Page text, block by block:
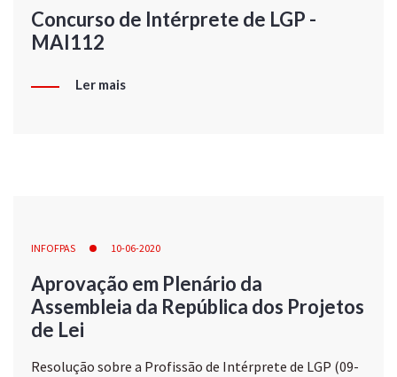
Concurso de Intérprete de LGP -
MAI112
Ler mais
INFOFPAS 10-06-2020
Aprovação em Plenário da
Assembleia da República dos Projetos
de Lei
Resolução sobre a Profissão de Intérprete de LGP (09-